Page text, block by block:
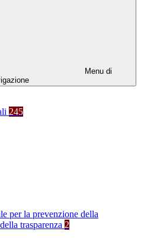
Menu di
245
per la prevenzione della
trasparenza 2